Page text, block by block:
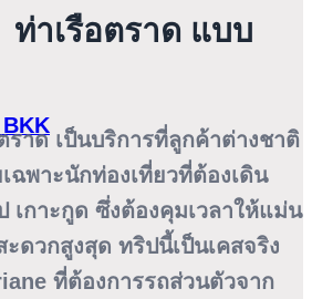
าเรือตราด แบบ
ราดเป็นบริการที่ลูกค้าต่างชาติ
ฉพาะนักท่องเที่ยวที่ต้องเดิน
เกาะกูด ซึ่งต้องคุมเวลาให้แม่น
ดวกสูงสุด ทริปนี้เป็นเคสจริง
ที่ต้องการรถส่วนตัวจาก